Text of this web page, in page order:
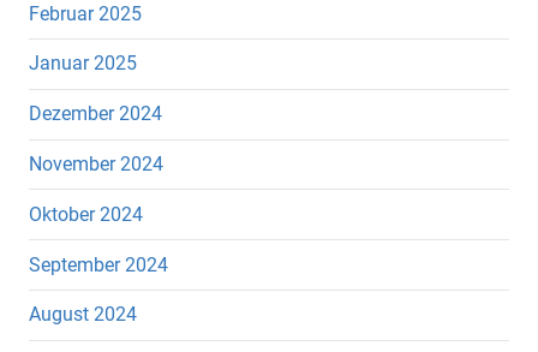
Februar 2025
Januar 2025
Dezember 2024
November 2024
Oktober 2024
September 2024
August 2024